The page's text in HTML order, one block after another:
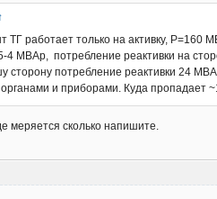
работает только на активку, P=160
4 МВАр, потребление реактивки на
сторону потребление реактивки 24
и приборами. Куда пропадает
меряется сколько напишите.